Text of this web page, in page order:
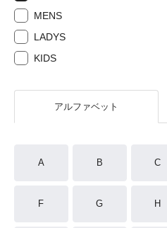
MENS
LADYS
KIDS
アルファベット
A B C
F G H